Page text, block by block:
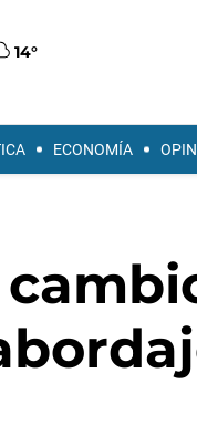
14°
ECONOMÍA